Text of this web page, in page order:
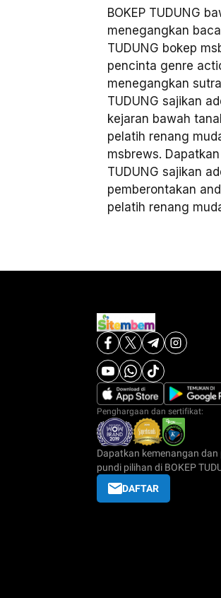
BOKEP TUDUNG
menegangkan
TUDUNG bokep
pencinta genre
menegangkan
TUDUNG sajikan
kejaran bawah
pelatih renang
msbrews.
TUDUNG sajikan
pemberontakan
pelatih renang
Penghargaan dan sertifikat:
Dapatkan kemenangan dan
pundi pilihan di BOKEP
DAFTAR